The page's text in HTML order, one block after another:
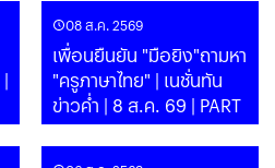
08 ส.ค. 2569
เพื่อนยืนยัน "มือยิง"ถามหา
"ครูภาษาไทย" | เนชั่นทัน
ข่าวค่ำ | 8 ส.ค. 69 | PART